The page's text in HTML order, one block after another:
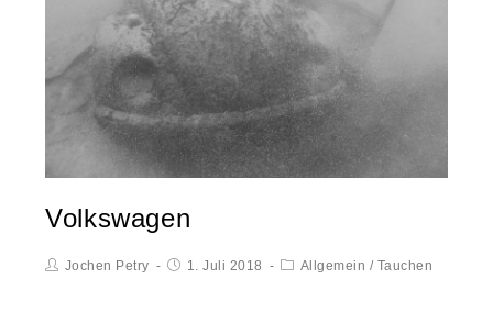
Volkswagen
Jochen Petry 1. Juli 2018 Allgemein / Tauchen